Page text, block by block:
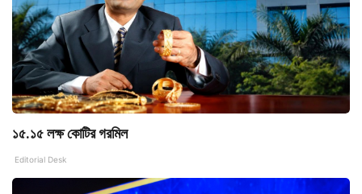
১৫.১৫ লক্ষ কোটির গরমিল
Editorial Desk